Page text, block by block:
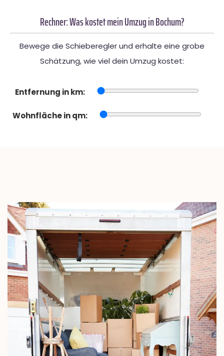
Rechner: Was kostet mein Umzug in Bochum?
Bewege die Schieberegler und erhalte eine grobe
Schätzung, wie viel dein Umzug kostet:
Entfernung in km:
Wohnfläche in qm: